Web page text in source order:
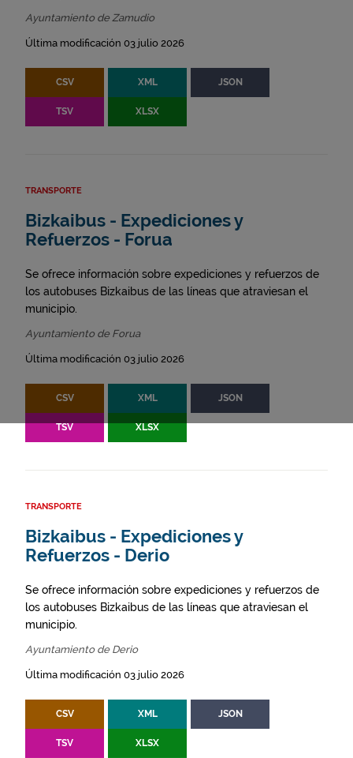
Ayuntamiento de Zamudio
Última modificación 03 julio 2026
CSV XML JSON
TSV XLSX
TRANSPORTE
Bizkaibus - Expediciones y
Refuerzos - Forua
Se ofrece información sobre expediciones y refuerzos de
los autobuses Bizkaibus de las líneas que atraviesan el
municipio.
Ayuntamiento de Forua
Última modificación 03 julio 2026
CSV XML JSON
TSV XLSX
TRANSPORTE
Bizkaibus - Expediciones y
Refuerzos - Derio
Se ofrece información sobre expediciones y refuerzos de
los autobuses Bizkaibus de las líneas que atraviesan el
municipio.
Ayuntamiento de Derio
Última modificación 03 julio 2026
CSV XML JSON
TSV XLSX